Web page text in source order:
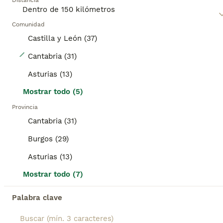
Comunidad
Castilla y León (37)
Cantabria (31)
Asturias (13)
Mostrar todo (5)
Provincia
Cantabria (31)
Burgos (29)
Asturias (13)
Mostrar todo (7)
Palabra clave
Caniches Toy
13 semanas
Sexo
Con Afijo
Identidad Verificada
BOOST